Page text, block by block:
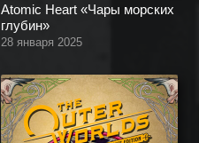
Atomic Heart «Чары морских
глубин»
28 января 2025